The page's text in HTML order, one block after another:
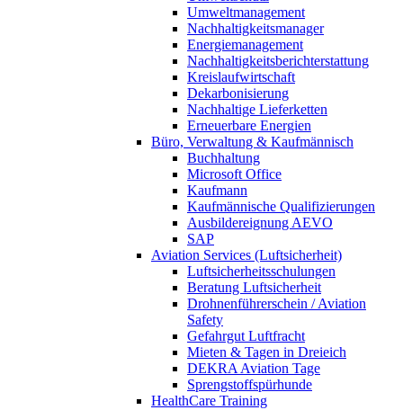
Umweltmanagement
Nachhaltigkeitsmanager
Energiemanagement
Nachhaltigkeitsberichterstattung
Kreislaufwirtschaft
Dekarbonisierung
Nachhaltige Lieferketten
Erneuerbare Energien
Büro, Verwaltung & Kaufmännisch
Buchhaltung
Microsoft Office
Kaufmann
Kaufmännische Qualifizierungen
Ausbildereignung AEVO
SAP
Aviation Services (Luftsicherheit)
Luftsicherheitsschulungen
Beratung Luftsicherheit
Drohnenführerschein / Aviation
Safety
Gefahrgut Luftfracht
Mieten & Tagen in Dreieich
DEKRA Aviation Tage
Sprengstoffspürhunde
HealthCare Training